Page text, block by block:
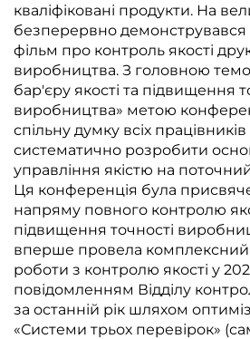
кваліфіковані продукти. На
безперервно
фільм про контроль якості
виробництва. З головною
бар'єру якості та підвищення
виробництва» метою
спільну думку всіх
систематично розробити
управління якістю на
Ця конференція була
напряму повного контролю
підвищення точності
вперше провела комплексний
роботи з контролю якості у
повідомленням Відділу
за останній рік шляхом
«Системи трьох перевірок»